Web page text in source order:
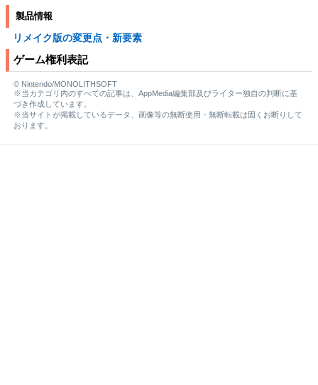
製品情報
リメイク版の変更点・新要素
ゲーム権利表記
© Nintendo/MONOLITHSOFT
※当カテゴリ内のすべての記事は、AppMedia編集部及びライター独自の判断に基
づき作成しています。
※当サイトが掲載しているデータ、画像等の無断使用・無断転載は固くお断りして
おります。